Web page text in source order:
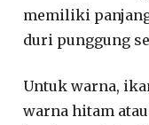
memiliki
duri punggung
Untuk warna,
warna hitam